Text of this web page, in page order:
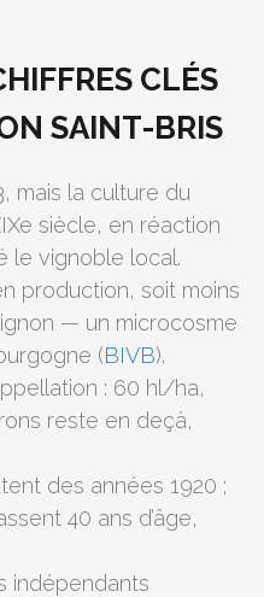
CLÉS
SAINT-BRIS
mais la culture du
siècle, en réaction
le vignoble local.
production, soit moins
— un microcosme
(BIVB).
: 60 hl/ha,
reste en deçà,
des années 1920 ;
40 ans d’âge,
indépendants